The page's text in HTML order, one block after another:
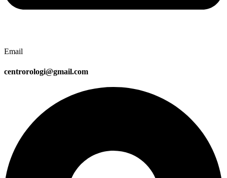
Email
centrorologi@gmail.com